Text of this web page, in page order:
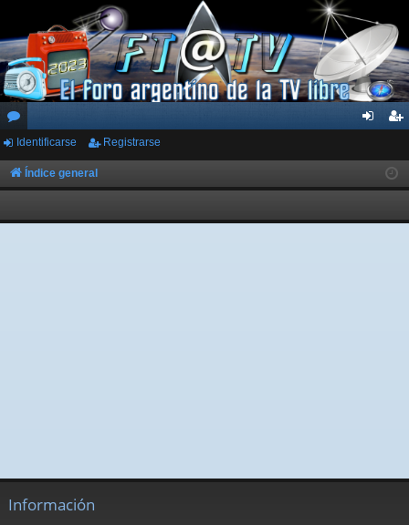
or
os
ar
ist
rs
Identificarse Registrarse
Índice general
Información